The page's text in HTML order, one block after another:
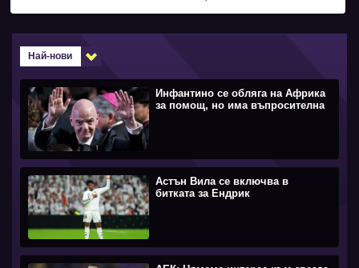
Най-нови
Инфантино се обляга на Африка
за помощ, но има въпросителна
Астън Вила се включва в
битката за Ендрик